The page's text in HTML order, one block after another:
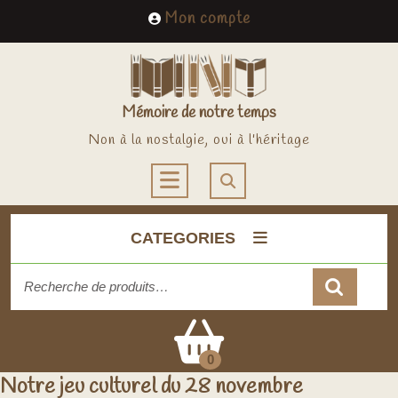
Mon compteMy
Account
Mémoire de notre temps
Non à la nostalgie, oui à l'héritage
Open
Button
CATEGORIES
pour :
0
Notre jeu culturel du 28 novembre